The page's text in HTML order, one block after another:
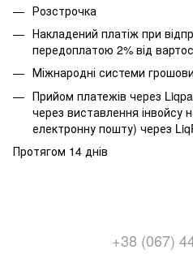
Розстрочка
Накладений платіж при
передоплатою 2% від
Міжнародні системи
Прийом платежів через
через виставлення інвойсу
електронну пошту) через
Протягом 14 днів
+38 (067)